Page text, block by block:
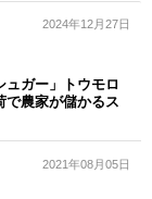
2024年12月27日
ュガー」トウモロ
で農家が儲かるス
2021年08月05日